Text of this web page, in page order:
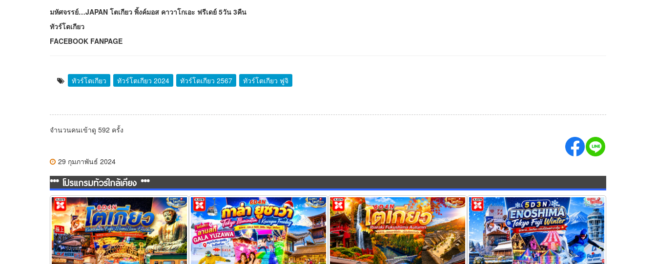
มหัศจรรย์…JAPAN โตเกียว พิ้งค์มอส คาวาโกเอะ ฟรีเดย์ 5วัน 3คืน
ทัวร์โตเกียว
FACEBOOK FANPAGE
ทัวร์โตเกียว ทัวร์โตเกียว 2024 ทัวร์โตเกียว 2567 ทัวร์โตเกียว ฟูจิ
จำนวนคนเข้าดู 592 ครั้ง
29 กุมภาพันธ์ 2024
*** โปรแกรมทัวร์ใกล้เคียง ***
ทัวร์โตเกียว เอโนเด็นจัดว่าเด็ด…เช็กอินแบบ
ตัวท็อป 6 วัน 4 คืน
ทัวร์โตเกียว GALA จัดให้..ได้ฟีล…ได้รูป…ได้
เที่ยว! 6 วัน 4 คืน
ทัวร์โตเกียว ธรรมชาติฮีลใจ…ญี่ปุ่นฮีลความ
สุข 6 วัน 4 คืน
ทัวร์โตเกียว ทริปนี้มีแต่คำว่าคุ้ม 5 วัน 3 คืน